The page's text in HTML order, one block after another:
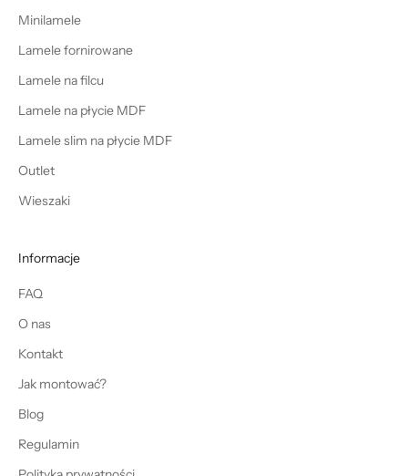
Minilamele
Lamele fornirowane
Lamele na filcu
Lamele na płycie MDF
Lamele slim na płycie MDF
Outlet
Wieszaki
Informacje
FAQ
O nas
Kontakt
Jak montować?
Blog
Regulamin